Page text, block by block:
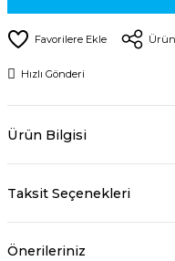
Hızlı Gönderi
Ürün Bilgisi
Taksit Seçenekleri
Önerileriniz